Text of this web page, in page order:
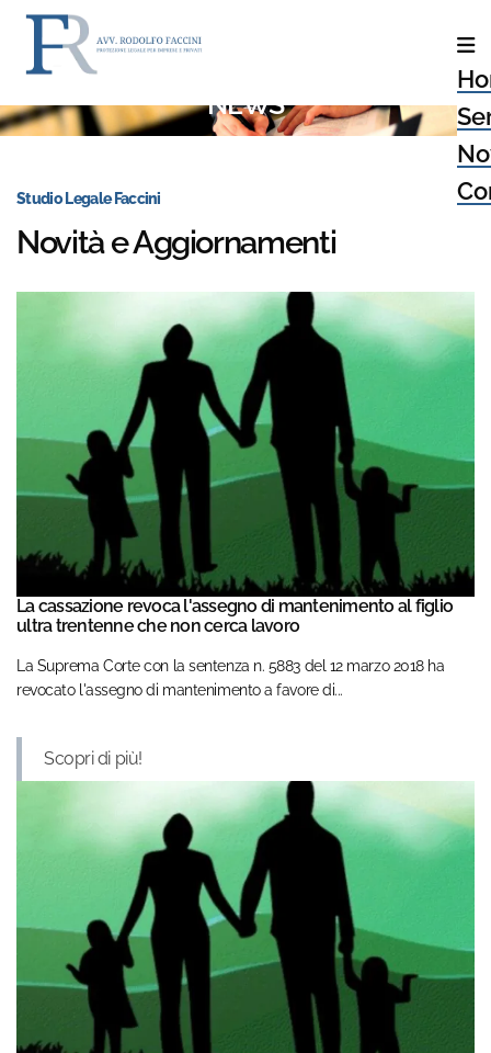
NEWS
Studio Legale Faccini
Novità e Aggiornamenti
La cassazione revoca l'assegno di mantenimento al figlio
ultra trentenne che non cerca lavoro
La Suprema Corte con la sentenza n. 5883 del 12 marzo 2018 ha
revocato l'assegno di mantenimento a favore di...
Scopri di più!